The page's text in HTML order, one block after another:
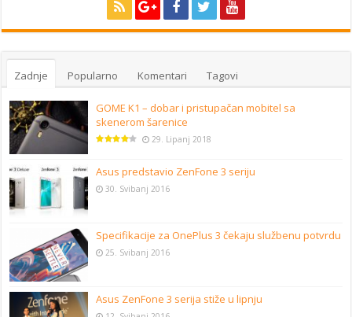
Zadnje Popularno Komentari Tagovi
GOME K1 – dobar i pristupačan mobitel sa
skenerom šarenice
29. Lipanj 2018
Asus predstavio ZenFone 3 seriju
30. Svibanj 2016
Specifikacije za OnePlus 3 čekaju službenu potvrdu
25. Svibanj 2016
Asus ZenFone 3 serija stiže u lipnju